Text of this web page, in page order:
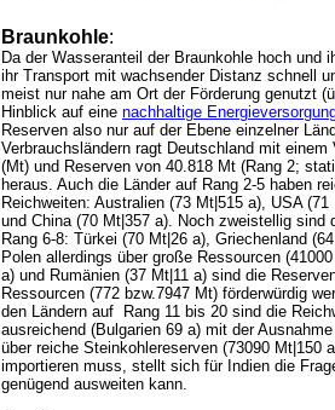
Braunkohle:
Da der Wasseranteil der Braunkohle hoch
ihr Transport mit wachsender Distanz schnell
meist nur nahe am Ort der Förderung genutzt
Hinblick auf eine nachhaltige
Reserven also nur auf der Ebene einzelner
Verbrauchsländern ragt Deutschland mit
(Mt) und Reserven von 40.818 Mt (Rang 2;
heraus. Auch die Länder auf Rang 2-5 haben
Reichweiten: Australien (73 Mt|515 a), USA
und China (70 Mt|357 a). Noch zweistellig sind
Rang 6-8: Türkei (70 Mt|26 a), Griechenland
Polen allerdings über große Ressourcen
a) und Rumänien (37 Mt|11 a) sind die
Ressourcen (772 bzw.7947 Mt) förderwürdig
den Ländern auf Rang 11 bis 20 sind die
ausreichend (Bulgarien 69 a) mit der
über reiche Steinkohlereserven (73090 Mt|150
importieren muss, stellt sich für Indien die
genügend ausweiten kann.